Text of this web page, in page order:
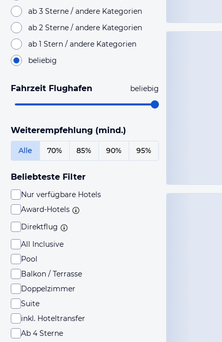
ab 3 Sterne / andere Kategorien
ab 2 Sterne / andere Kategorien
ab 1 Stern / andere Kategorien
beliebig
Fahrzeit Flughafen beliebig
Weiterempfehlung (mind.)
Alle 70% 85% 90% 95%
Beliebteste Filter
Nur verfügbare Hotels
Award-Hotels
Direktflug
All Inclusive
Pool
Balkon / Terrasse
Doppelzimmer
Suite
inkl. Hoteltransfer
Ab 4 Sterne